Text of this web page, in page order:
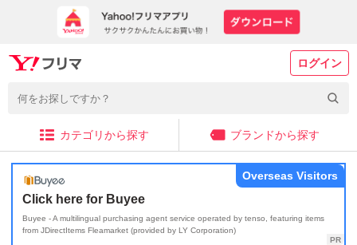
ログイン
カテゴリから探す ブランドから探す
Click here for Buyee
Buyee - A multilingual purchasing agent service operated by tenso, featuring items
from JDirectItems Fleamarket (provided by LY Corporation)
Overseas Visitors